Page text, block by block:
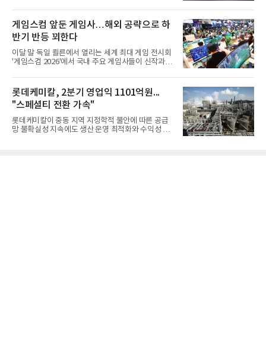
이뤄졌다. 이후 2012년 한국형 구축함(KDX-1) 이상
의 함정에 실전 배치됐다.그해 7월 해군은 동해상에서
성능 검증을 위해 홍상어 시험발사를 실시했다. 이때
홍상어가 목표 지점에서 입수한 후 표적을 타격하지
못하고 물속에서 멈춰버리는 예상 밖의 일이 벌어졌
다. 2차 품질확인 사격 시험에서도 만족스러운 결과를
얻지 못했다. 완벽한 신뢰성 확보를 위해 LIG넥스원은
분야를
게임스컴 앞둔 게임사…해외 공략으로 하
반기 반등 꾀한다
이달 말 독일 쾰른에서 열리는 세계 최대 게임 전시회
'게임스컴 2026'에서 국내 주요 게임사들이 신작과 글
체별로 엇갈린 가운데 하반기 신작 흥행과 해외 시장
성과가 실적을 좌우할 핵심 변수로 떠오르고 있다.8일
업계에 따르면 올해 상반기 게임업계는 기업별 성적
표가 크게 갈렸다. 대표적으로 크래프톤은 'PUBG: 배
틀그라운드'의 안정적인 성장에 힘입어 상반기 연결
기준 매출 2조6616억원, 영업이익 9725억원으로 역
대 최대 실적을 기록했다. 엔씨도 올해 출시한 '아이온
롯데케미칼, 2분기 영업익 1101억원...
"스페셜티 전환 가속"
롯데케미칼이 중동 지역 지정학적 불안에 따른 공급
망 불확실성 지속에도 생산 운영 최적화와 수익성 중